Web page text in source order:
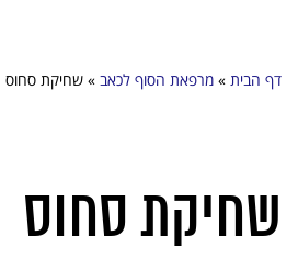
דף הבית » מרפאת הסוף לכאב » שחיקת סחוס
שחיקת סחוס